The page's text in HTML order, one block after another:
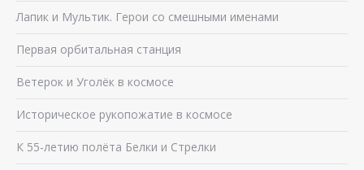
Лапик и Мультик. Герои со смешными именами
Первая орбитальная станция
Ветерок и Уголёк в космосе
Историческое рукопожатие в космосе
К 55-летию полёта Белки и Стрелки